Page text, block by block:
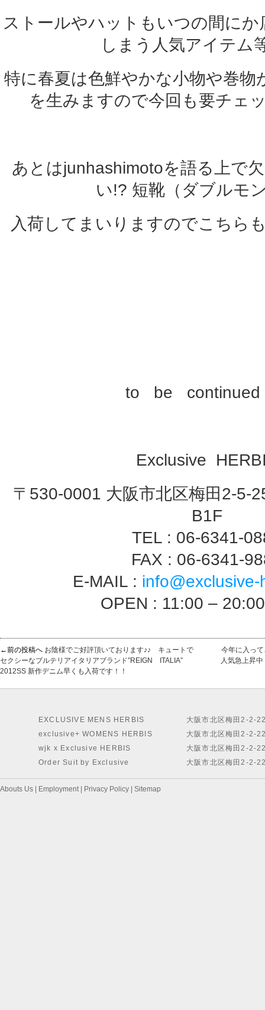
ストールやハットもいつの間に
しまう人気アイテム
特に春夏は色鮮やかな小物や巻物
を生みますので今回も要チェ
あとはjunhashimotoを語る上で
い!? 短靴（ダブルモ
入荷してまいりますのでこちら
to be continued
Exclusive
〒530-0001 大阪市北区梅田2-5-
B1F
TEL : 06-6341-
FAX : 06-6341-
E-MAIL :
OPEN : 11:00 –
←前の投稿へ お陰様でご好評頂いております♪♪ キュートで
セクシーなブルテリアイタリアブランド”REIGN ITALIA”
2012SS 新作デニム早くも入荷です！！
今年に入っ
人気急上昇
EXCLUSIVE MENS HERBIS
exclusive+ WOMENS HERBIS
wjk x Exclusive HERBIS
Order Suit by Exclusive
大阪市北区梅田2-2-
大阪市北区梅田2-2-
大阪市北区梅田2-2-
大阪市北区梅田2-2-
Abouts Us Employment| Privacy Policy Sitemap